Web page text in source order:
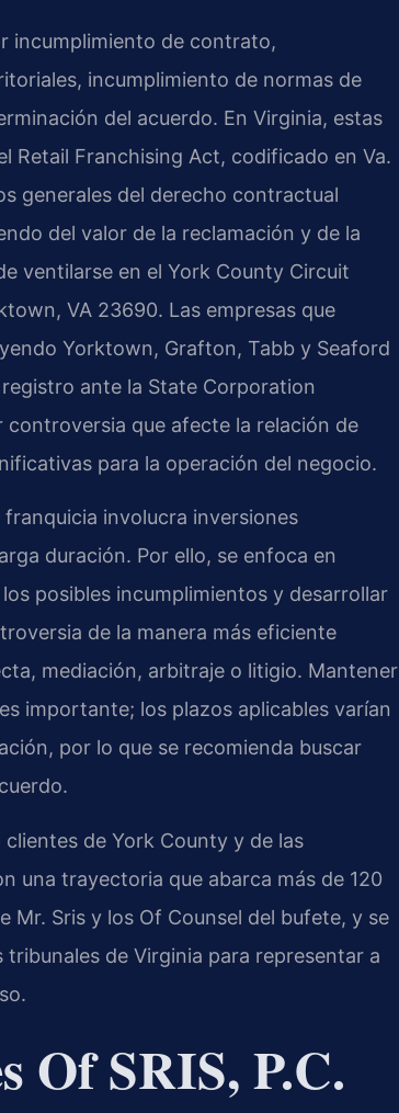
incumplimiento de contrato,
incumplimiento de normas de
del acuerdo. En Virginia, estas
Retail Franchising Act, codificado en Va.
generales del derecho contractual
del valor de la reclamación y de la
ventilarse en el York County Circuit
VA 23690. Las empresas que
Yorktown, Grafton, Tabb y Seaford
ante la State Corporation
controversia que afecte la relación de
para la operación del negocio.
involucra inversiones
duración. Por ello, se enfoca en
posibles incumplimientos y desarrollar
de la manera más eficiente
mediación, arbitraje o litigio. Mantener
importante; los plazos aplicables varían
por lo que se recomienda buscar
de York County y de las
una trayectoria que abarca más de 120
Mr. Sris y los Of Counsel del bufete, y se
de Virginia para representar a
Of SRIS, P.C.